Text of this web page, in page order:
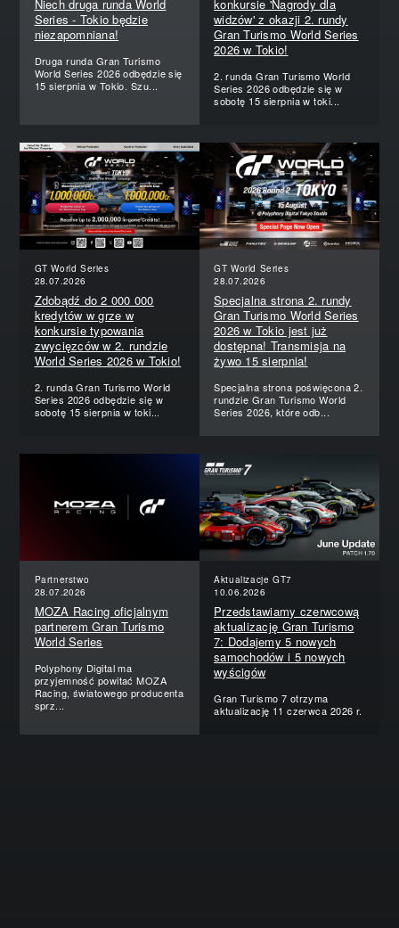
Niech druga runda World
Series - Tokio będzie
niezapomniana!
Druga runda Gran Turismo
World Series 2026 odbędzie się
15 sierpnia w Tokio. Szu...
konkursie 'Nagrody dla
widzów' z okazji 2. rundy
Gran Turismo World Series
2026 w Tokio!
2. runda Gran Turismo World
Series 2026 odbędzie się w
sobotę 15 sierpnia w toki...
GT World Series
28.07.2026
Zdobądź do 2 000 000
kredytów w grze w
konkursie typowania
zwycięzców w 2. rundzie
World Series 2026 w Tokio!
2. runda Gran Turismo World
Series 2026 odbędzie się w
sobotę 15 sierpnia w toki...
GT World Series
28.07.2026
Specjalna strona 2. rundy
Gran Turismo World Series
2026 w Tokio jest już
dostępna! Transmisja na
żywo 15 sierpnia!
Specjalna strona poświęcona 2.
rundzie Gran Turismo World
Series 2026, które odb...
Partnerstwo
28.07.2026
MOZA Racing oficjalnym
partnerem Gran Turismo
World Series
Polyphony Digital ma
przyjemność powitać MOZA
Racing, światowego producenta
sprz...
Aktualizacje GT7
10.06.2026
Przedstawiamy czerwcową
aktualizację Gran Turismo
7: Dodajemy 5 nowych
samochodów i 5 nowych
wyścigów
Gran Turismo 7 otrzyma
aktualizację 11 czerwca 2026 r.